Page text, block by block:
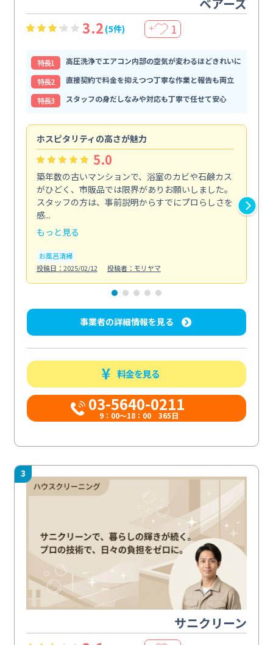
3.2 (5件) ＋ 1
特⻑1
高圧洗浄でエアコン内部の空気が変わるほどきれいに
特⻑2
直接契約で料金を抑えつつ丁寧な作業と報告も両立
特⻑3
スタッフの身だしなみや対応も丁寧で任せて安心
ホスピタリティの高さが魅力
5.0
築年数の古いマンションで、浴室のカビや石鹸カス
がひどく、市販品では限界がありお願いしました。
スタッフの方は、事前説明からすでにプロらしさを
感...
もっと見る
お風呂清掃
投稿日：2025/02/12
投稿者：モリヤマ
事業者の詳細情報を見る
料金を見る
03-5640-0211
9：00～18：00 365日
3
サニクリーン